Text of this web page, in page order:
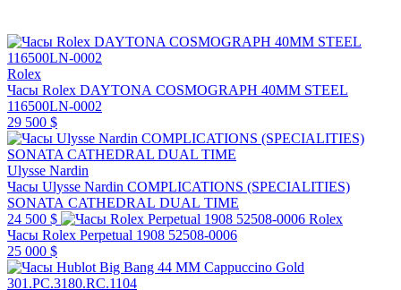
Rolex
Часы Rolex DAYTONA COSMOGRAPH 40MM STEEL
116500LN-0002
29 500 $
Ulysse Nardin
Часы Ulysse Nardin COMPLICATIONS (SPECIALITIES)
SONATA CATHEDRAL DUAL TIME
24 500 $
Rolex
Часы Rolex Perpetual 1908 52508-0006
25 000 $